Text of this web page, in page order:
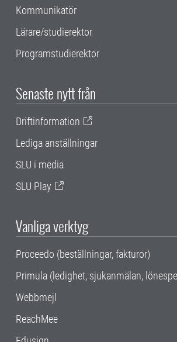
Kommunikatör
Lärare/studierektor
Programstudierektor
Senaste nytt från
Driftinformation
Lediga anställningar
SLU i media
SLU Play
Vanliga verktyg
Proceedo (beställningar, fakturor)
Primula (ledighet, sjukanmälan,
Webbmejl
ReachMee